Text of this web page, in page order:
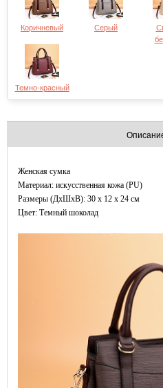
Коричневый Серый
Темно-красный
Женская сумка
Материал: искусственная кожа (PU)
Размеры (ДxШхВ): 30 x 12 x 24 см
Цвет: Темный шоколад